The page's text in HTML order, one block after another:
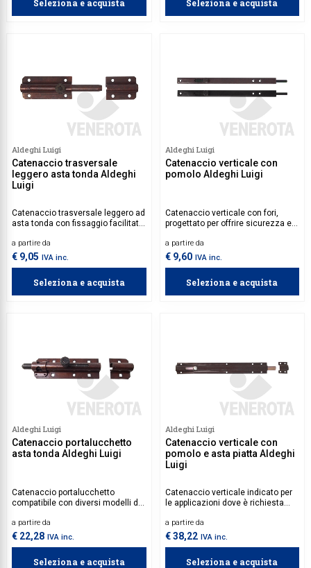
Seleziona e acquista Seleziona e acquista
Aldeghi Luigi
Catenaccio trasversale
leggero asta tonda Aldeghi
Luigi
Catenaccio trasversale leggero ad
asta tonda con fissaggio facilitato
a partire da
€ 9,05 IVA inc.
Seleziona e acquista
Aldeghi Luigi
Catenaccio verticale con
pomolo Aldeghi Luigi
Catenaccio verticale con fori,
progettato per offrire sicurezza e
a partire da
€ 9,60 IVA inc.
Seleziona e acquista
Aldeghi Luigi
Catenaccio portalucchetto
asta tonda Aldeghi Luigi
Catenaccio portalucchetto
compatibile con diversi modelli di
da installare.
a partire da
€ 22,28 IVA inc.
Seleziona e acquista
Aldeghi Luigi
Catenaccio verticale con
pomolo e asta piatta Aldeghi
Luigi
Catenaccio verticale indicato per
le applicazioni dove è richiesta
a partire da
€ 38,22 IVA inc.
Seleziona e acquista